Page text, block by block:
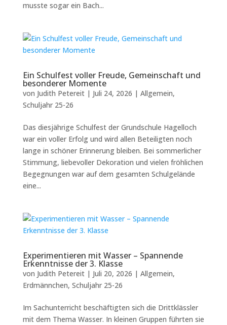
musste sogar ein Bach...
Ein Schulfest voller Freude, Gemeinschaft und
besonderer Momente
von Judith Petereit| Juli 24, 2026 | Allgemein,
Schuljahr 25-26
Das diesjährige Schulfest der Grundschule Hagelloch
war ein voller Erfolg und wird allen Beteiligten noch
lange in schöner Erinnerung bleiben. Bei sommerlicher
Stimmung, liebevoller Dekoration und vielen fröhlichen
Begegnungen war auf dem gesamten Schulgelände
eine...
Experimentieren mit Wasser – Spannende
Erkenntnisse der 3. Klasse
von Judith Petereit| Juli 20, 2026 | Allgemein,
Erdmännchen, Schuljahr 25-26
Im Sachunterricht beschäftigten sich die Drittklässler
mit dem Thema Wasser. In kleinen Gruppen führten sie